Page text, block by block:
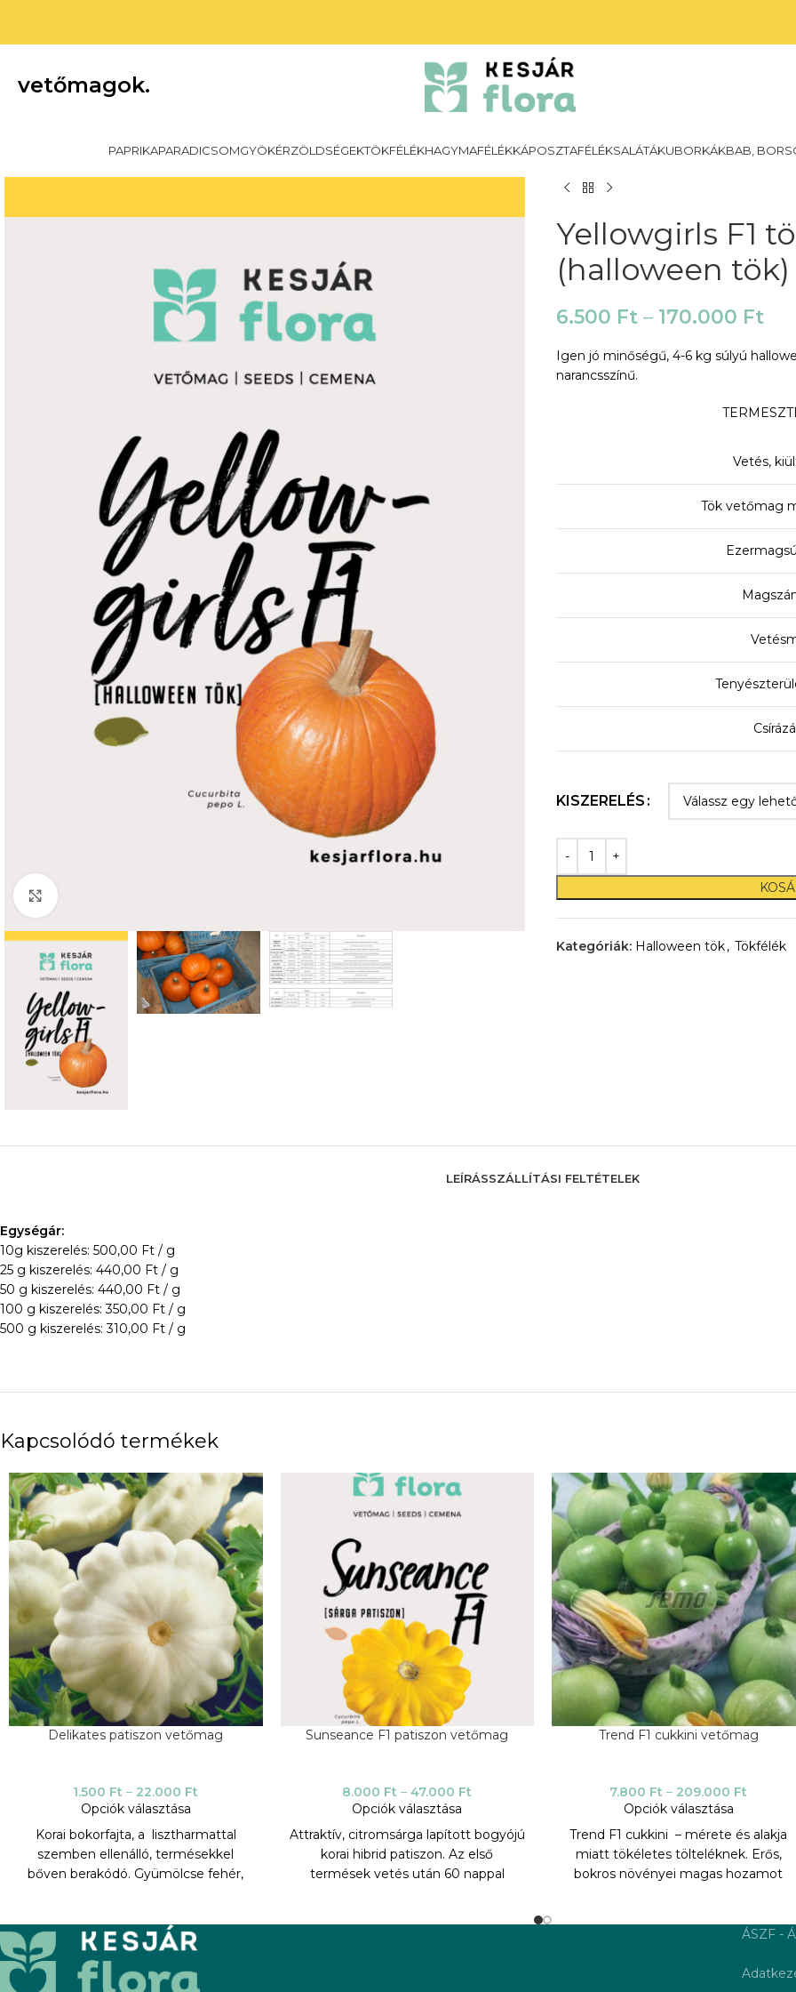
vetőmagok.
PAPRIKAPARADICSOMGYÖKÉRZÖLDSÉGEKTÖKFÉLÉKHAGYMAFÉLÉKKÁPOSZTAFÉLÉKSALÁTÁKUBORKÁKBAB,
Yellowgirls F1
(halloween tök)
6.500 Ft– 170.000 Ft
Igen jó minőségű, 4-6 kg súlyú
narancsszínű.
Vetés,
Tök vetőmag
KISZERELÉS
Kategóriák: Halloween tök, Tökfélék
LEÍRÁSSZÁLLÍTÁSI FELTÉTELEK
Egységár:
10g kiszerelés: 500,00 Ft / g
25 g kiszerelés: 440,00 Ft / g
50 g kiszerelés: 440,00 Ft / g
100 g kiszerelés: 350,00 Ft / g
500 g kiszerelés: 310,00 Ft / g
Kapcsolódó termékek
Delikates patiszon vetőmag
1.500 Ft – 22.000 Ft
Opciók választása
Korai bokorfajta, a lisztharmattal
szemben ellenálló, termésekkel
bőven berakódó. Gyümölcse fehér,
első betakarításig.
TERMESZTÉSI PARAMÉTEREK:
Sunseance F1 patiszon vetőmag
8.000 Ft –47.000 Ft
Opciók választása
Attraktív, citromsárga lapított bogyójú
korai hibrid patiszon. Az első
termések vetés után 60 nappal
Trend F1 cukkini vetőmag
7.800 Ft – 209.000 Ft
Opciók választása
Trend F1 cukkini – mérete és alakja
miatt tökéletes tölteléknek. Erős,
bokros növényei magas hozamot
amely hideg és esős években is
beporzók nem aktívak, valamint
ÁSZF -